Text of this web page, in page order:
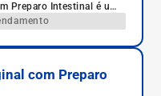
Preparo Intestinal é um
uma avaliação
para o diagnóstico da
ginecológicas.
das estruturas pélvicas
no diagnóstico e
com Preparo